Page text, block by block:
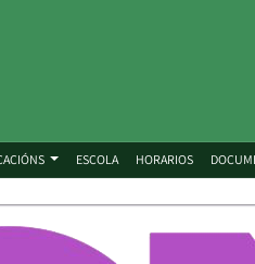
ESCOLA HORARIOS